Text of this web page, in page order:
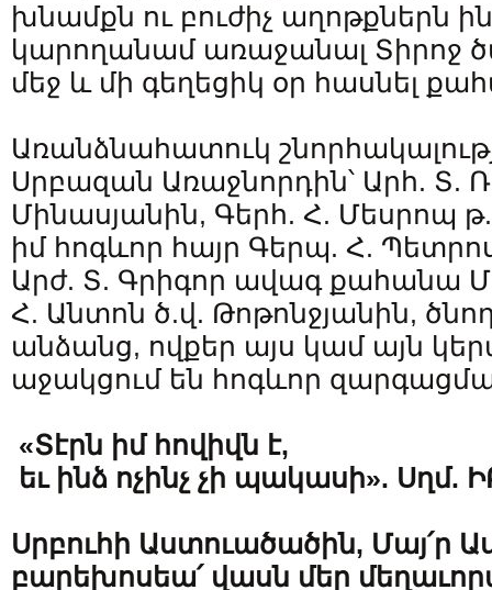
խնամքն ու բուժիչ աղոթքներն
կարողանամ առաջանալ Տիրոջ
մեջ և մի գեղեցիկ օր հասնել
Առանձնահատուկ
Սրբազան Առաջնորդին՝ Արհ. Տ.
Մինասյանին, Գերհ. Հ. Մեսրոպ
իմ հոգևոր հայր Գերպ. Հ.
Արժ. Տ. Գրիգոր ավագ քահանա
Հ. Անտոն ծ.վ. Թոթոնջյանին,
անձանց, ովքեր այս կամ այն
աջակցում են հոգևոր
«Տէրն իմ հովիվն է,
եւ ինձ ոչինչ չի պակասի». Սղմ.
Սրբուհի Աստուածածին, Մայ՛ր
բարեխոսեա՛ վասն մեր